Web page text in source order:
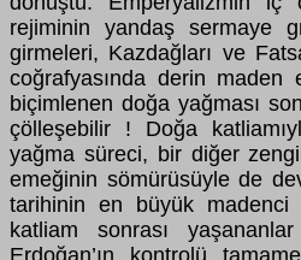
rejiminin yandaş sermaye
girmeleri, Kazdağları ve
coğrafyasında derin maden
biçimlenen doğa yağması
çölleşebilir ! Doğa
yağma süreci, bir diğer
emeğinin sömürüsüyle de
tarihinin en büyük madenci
katliam sonrası yaşananlar